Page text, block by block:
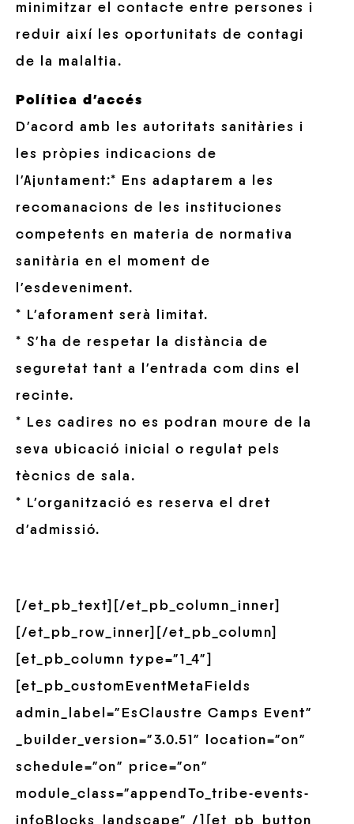
minimitzar el contacte entre persones i
reduir així les oportunitats de contagi
de la malaltia.
Política d’accés
D’acord amb les autoritats sanitàries i
les pròpies indicacions de
l’Ajuntament:* Ens adaptarem a les
recomanacions de les instituciones
competents en materia de normativa
sanitària en el moment de
l’esdeveniment.
* L’aforament serà limitat.
* S’ha de respetar la distància de
seguretat tant a l’entrada com dins el
recinte.
* Les cadires no es podran moure de la
seva ubicació inicial o regulat pels
tècnics de sala.
* L’organització es reserva el dret
d’admissió.
[/et_pb_text][/et_pb_column_inner]
[/et_pb_row_inner][/et_pb_column]
[et_pb_column type=”1_4″]
[et_pb_customEventMetaFields
admin_label=”EsClaustre Camps Event”
_builder_version=”3.0.51″ location=”on”
schedule=”on” price=”on”
module_class=”appendTo_tribe-events-
infoBlocks_landscape” /][et_pb_button